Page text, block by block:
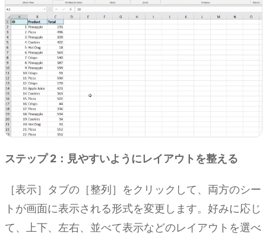
ステップ 2：見やすいようにレイアウトを整える
［表示］タブの［整列］をクリックして、両方のシー
トが画面に表示される形式を変更します。好みに応じ
て、上下、左右、並べて表示などのレイアウトを選べ